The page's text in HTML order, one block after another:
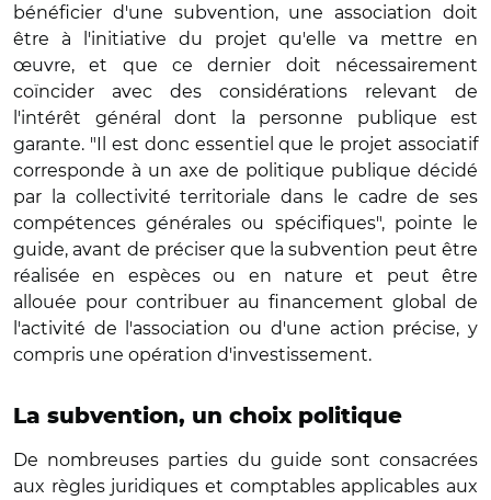
bénéficier d'une subvention, une association doit
être à l'initiative du projet qu'elle va mettre en
œuvre, et que ce dernier doit nécessairement
coïncider avec des considérations relevant de
l'intérêt général dont la personne publique est
garante. "Il est donc essentiel que le projet associatif
corresponde à un axe de politique publique décidé
par la collectivité territoriale dans le cadre de ses
compétences générales ou spécifiques", pointe le
guide, avant de préciser que la subvention peut être
réalisée en espèces ou en nature et peut être
allouée pour contribuer au financement global de
l'activité de l'association ou d'une action précise, y
compris une opération d'investissement.
La subvention, un choix politique
De nombreuses parties du guide sont consacrées
aux règles juridiques et comptables applicables aux